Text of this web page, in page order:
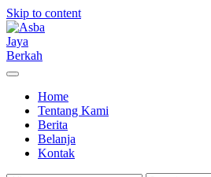
Skip to content
Home
Tentang Kami
Berita
Belanja
Kontak